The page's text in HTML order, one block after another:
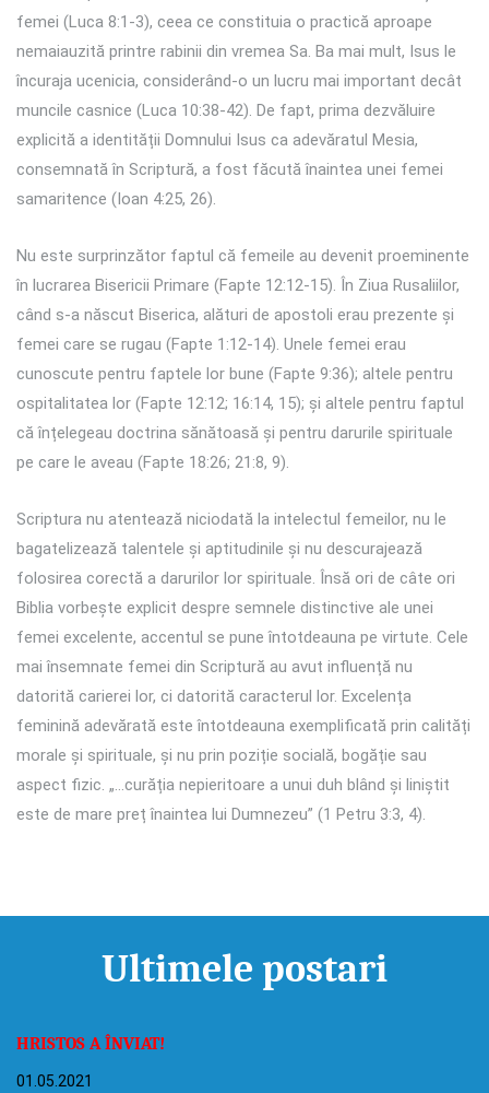
femei (Luca 8:1-3), ceea ce constituia o practică aproape
nemaiauzită printre rabinii din vremea Sa. Ba mai mult, Isus le
încuraja ucenicia, considerând-o un lucru mai important decât
muncile casnice (Luca 10:38-42). De fapt, prima dezvăluire
explicită a identității Domnului Isus ca adevăratul Mesia,
consemnată în Scriptură, a fost făcută înaintea unei femei
samaritence (Ioan 4:25, 26).
Nu este surprinzător faptul că femeile au devenit proeminente
în lucrarea Bisericii Primare (Fapte 12:12-15). În Ziua Rusaliilor,
când s-a născut Biserica, alături de apostoli erau prezente și
femei care se rugau (Fapte 1:12-14). Unele femei erau
cunoscute pentru faptele lor bune (Fapte 9:36); altele pentru
ospitalitatea lor (Fapte 12:12; 16:14, 15); și altele pentru faptul
că înțelegeau doctrina sănătoasă și pentru darurile spirituale
pe care le aveau (Fapte 18:26; 21:8, 9).
Scriptura nu atentează niciodată la intelectul femeilor, nu le
bagatelizează talentele și aptitudinile și nu descurajează
folosirea corectă a darurilor lor spirituale. Însă ori de câte ori
Biblia vorbește explicit despre semnele distinctive ale unei
femei excelente, accentul se pune întotdeauna pe virtute. Cele
mai însemnate femei din Scriptură au avut influență nu
datorită carierei lor, ci datorită caracterul lor. Excelența
feminină adevărată este întotdeauna exemplificată prin calități
morale și spirituale, și nu prin poziție socială, bogăție sau
aspect fizic. „…curăția nepieritoare a unui duh blând și liniștit
este de mare preț înaintea lui Dumnezeu” (1 Petru 3:3, 4).
Ultimele postari
HRISTOS A ÎNVIAT!
01.05.2021